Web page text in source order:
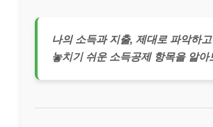
나의 소득과 지출, 제대로 파악하
놓치기 쉬운 소득공제 항목을 알아